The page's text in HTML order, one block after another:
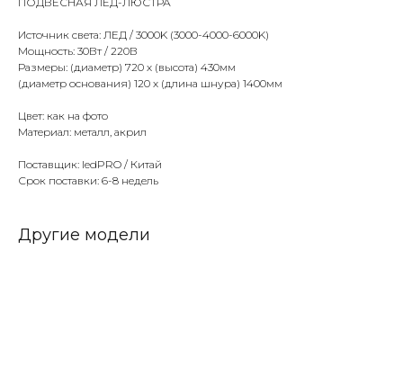
Источник света: ЛЕД / 3000K (3000-4000-6000K)
Мощность: 30Вт / 220В
Размеры: (диаметр) 720 х (высота) 430мм
(диаметр основания) 120 х (длина шнура) 1400мм
Цвет: как на фото
Материал: металл, акрил
Поставщик: ledPRO / Китай
Срок поставки: 6-8 недель
Другие модели